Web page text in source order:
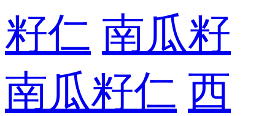
籽仁 南瓜籽
南瓜籽仁 西